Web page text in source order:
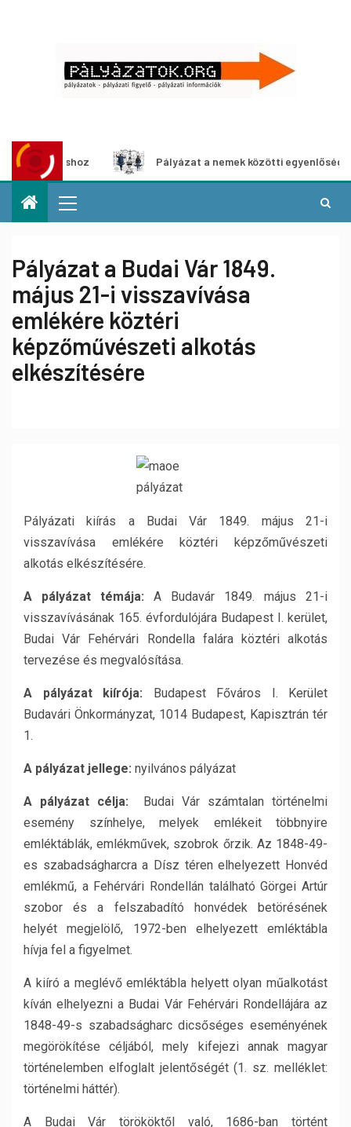
Pályázat a nemek közötti egyenlőség európai
Pályázat a Budai Vár 1849.
május 21-i visszavívása
emlékére köztéri
képzőművészeti alkotás
elkészítésére
Pályázati kiírás a Budai Vár 1849. május 21-i
visszavívása emlékére köztéri képzőművészeti
alkotás elkészítésére.
A pályázat témája: A Budavár 1849. május 21-i
visszavívásának 165. évfordulójára Budapest I. kerület,
Budai Vár Fehérvári Rondella falára köztéri alkotás
tervezése és megvalósítása.
A pályázat kiírója: Budapest Főváros I. Kerület
Budavári Önkormányzat, 1014 Budapest, Kapisztrán tér
1.
A pályázat jellege: nyilvános pályázat
A pályázat célja:
Budai Vár számtalan történelmi
esemény színhelye, melyek emlékeit többnyire
emléktáblák, emlékművek, szobrok őrzik. Az 1848-49-
es szabadságharcra a Dísz téren elhelyezett Honvéd
emlékmű, a Fehérvári Rondellán található Görgei Artúr
szobor és a felszabadító honvédek betörésének
helyét megjelölő, 1972-ben elhelyezett emléktábla
hívja fel a figyelmet.
A kiíró a meglévő emléktábla helyett olyan műalkotást
kíván elhelyezni a Budai Vár Fehérvári Rondellájára az
1848-49-s szabadságharc dicsőséges eseményének
megörökítése céljából, mely kifejezi annak magyar
történelemben elfoglalt jelentőségét (1. sz. melléklet:
történelmi háttér).
A Budai Vár törököktől való, 1686-ban történt